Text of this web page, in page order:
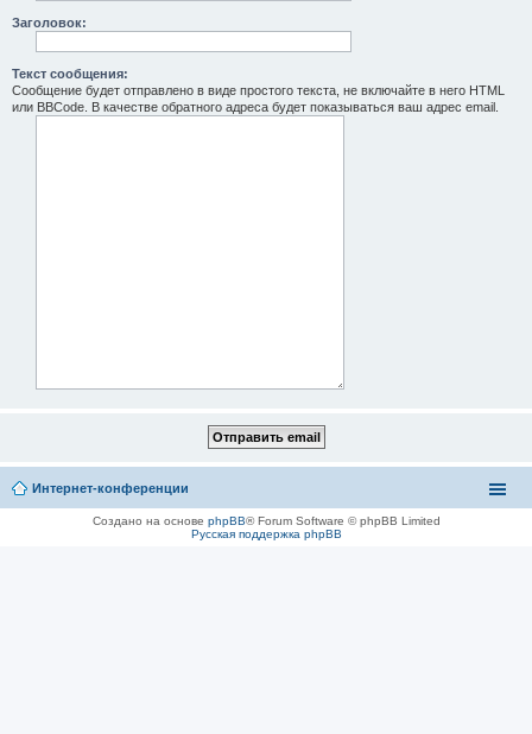
Заголовок:
Текст сообщения:
Сообщение будет отправлено в виде простого текста, не включайте в него HTML
или BBCode. В качестве обратного адреса будет показываться ваш адрес email.
Интернет-конференции
Создано на основе phpBB® Forum Software © phpBB Limited
Русская поддержка phpBB